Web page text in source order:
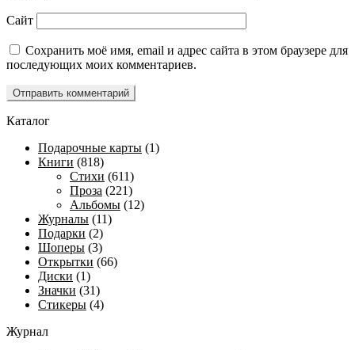
Сайт
Сохранить моё имя, email и адрес сайта в этом браузере для
последующих моих комментариев.
Каталог
Подарочные карты (1)
Книги (818)
Стихи (611)
Проза (221)
Альбомы (12)
Журналы (11)
Подарки (2)
Шоперы (3)
Открытки (66)
Диски (1)
Значки (31)
Стикеры (4)
Журнал